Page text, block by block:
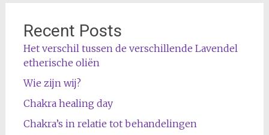
Recent Posts
Het verschil tussen de verschillende Lavendel
etherische oliën
Wie zijn wij?
Chakra healing day
Chakra’s in relatie tot behandelingen